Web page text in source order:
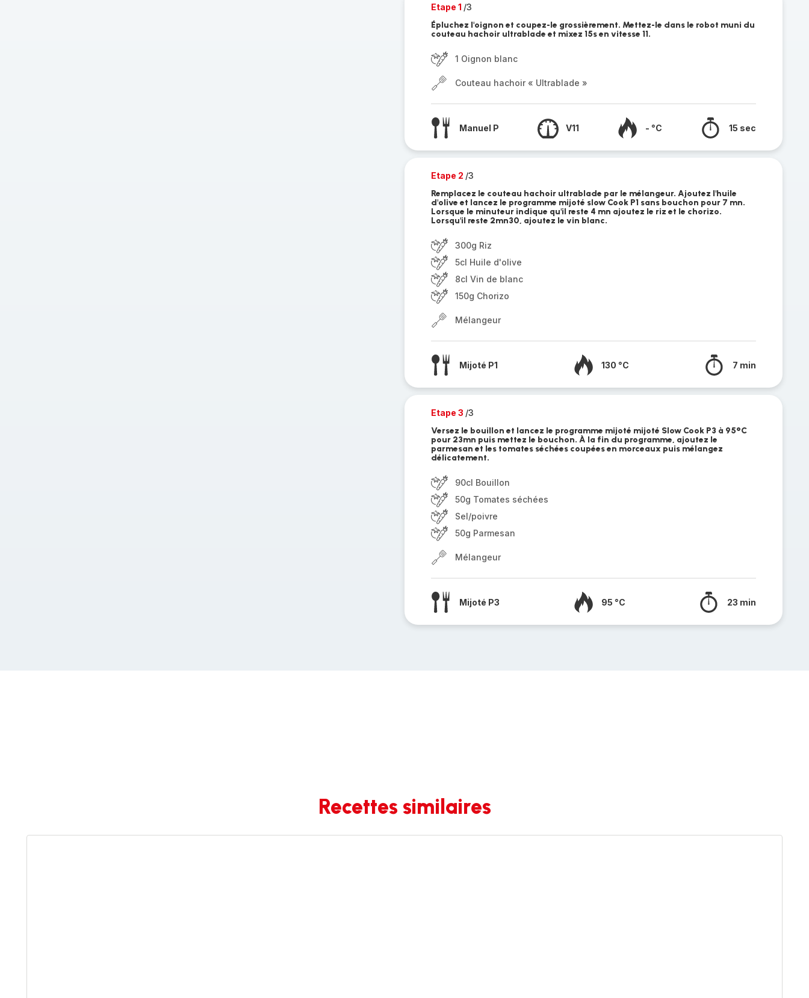
Etape 1 /3
Épluchez l'oignon et coupez-le grossièrement. Mettez-le dans le robot muni du
couteau hachoir ultrablade et mixez 15s en vitesse 11.
1 Oignon blanc
Couteau hachoir « Ultrablade »
Manuel P V11 - °C 15 sec
Etape 2 /3
Remplacez le couteau hachoir ultrablade par le mélangeur. Ajoutez l'huile
d'olive et lancez le programme mijoté slow Cook P1 sans bouchon pour 7 mn.
Lorsque le minuteur indique qu'il reste 4 mn ajoutez le riz et le chorizo.
Lorsqu'il reste 2mn30, ajoutez le vin blanc.
300g Riz
5cl Huile d'olive
8cl Vin de blanc
150g Chorizo
Mélangeur
Mijoté P1 130 °C 7 min
Etape 3 /3
Versez le bouillon et lancez le programme mijoté mijoté Slow Cook P3 à 95°C
pour 23mn puis mettez le bouchon. À la fin du programme, ajoutez le
parmesan et les tomates séchées coupées en morceaux puis mélangez
délicatement.
90cl Bouillon
50g Tomates séchées
Sel/poivre
50g Parmesan
Mélangeur
Mijoté P3 95 °C 23 min
Recettes similaires